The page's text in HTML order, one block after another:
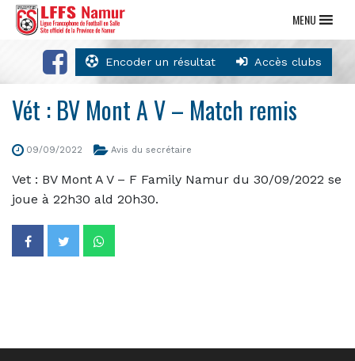
Encoder un résultat Accès clubs
MENU
Vét : BV Mont A V – Match remis
09/09/2022 Avis du secrétaire
Vet : BV Mont A V – F Family Namur du 30/09/2022 se
joue à 22h30 ald 20h30.